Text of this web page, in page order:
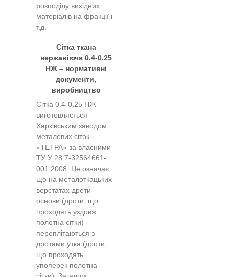
розподілу вихідних
матеріалів на фракції і
т.д.
Сітка ткана
нержавіюча 0.4-0.25
НЖ – нормативні
документи,
виробництво
Сітка 0.4-0.25 НЖ
виготовляється
Харківським заводом
металевих сіток
«ТЕТРА» за власними
ТУ У 28.7-32564661-
001:2008. Це означає,
що на металоткацьких
верстатах дроти
основи (дроти, що
проходять уздовж
полотна сітки)
переплітаються з
дротами утка (дроти,
що проходять
упоперек полотна